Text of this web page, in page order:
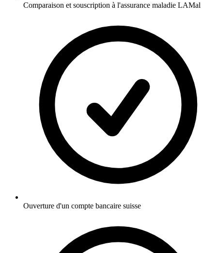
Comparaison et souscription à l'assurance maladie LAMal
Ouverture d'un compte bancaire suisse